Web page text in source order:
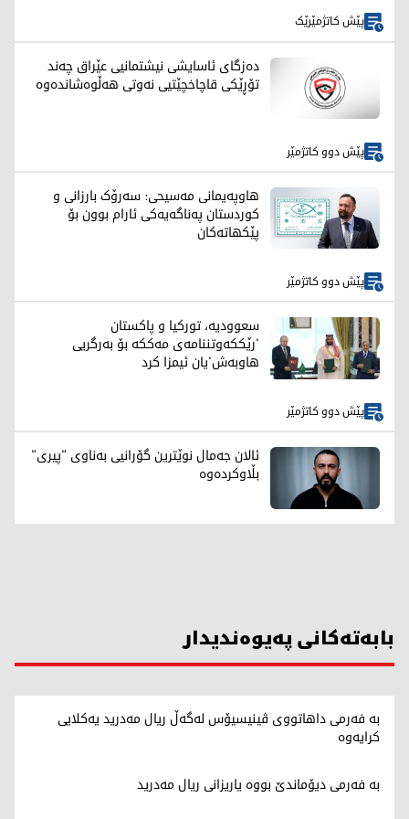
پێش کاتژمێرێک
دەزگای ئاسایشی نیشتمانیی عێراق چەند
تۆڕێکی قاچاخچێتیی نەوتی هەڵوەشاندەوە
پێش دوو کاتژمێر
هاوپەیمانی مەسیحی: سەرۆک بارزانی و
کوردستان په‌ناگه‌یه‌كی ئارام بوون بۆ
پێکهاتەکان
پێش دوو کاتژمێر
سعوودیە، تورکیا و پاکستان
'رێککەوتننامەی مەککە بۆ بەرگریی
هاوبەش'یان ئیمزا کرد
پێش دوو کاتژمێر
ئالان جەمال نوێترین گۆرانیی بەناوی "پیری"
بڵاوکردەوە
بابەتەکانی پەیوەندیدار
بە فەرمی داهاتووی ڤینیسیۆس لەگەڵ ریال مەدرید یەکلایی
کرایەوە
بە فەرمی دیۆماندێ بووە یاریزانی ریال مەدرید